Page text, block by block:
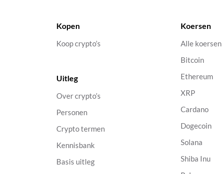
Kopen
Koop crypto’s
Uitleg
Over crypto’s
Personen
Crypto termen
Kennisbank
Basis uitleg
Koersen
Alle koersen
Bitcoin
Ethereum
XRP
Cardano
Dogecoin
Solana
Shiba Inu